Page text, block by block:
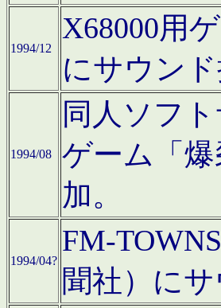
1994/12
X68000用
にサウン
1994/08
同人ソフ
ゲーム「
加。
1994/04?
FM-
聞社）に